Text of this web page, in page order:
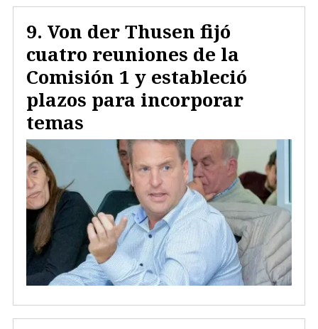
Von der Thusen fijó
cuatro reuniones de la
Comisión 1 y estableció
plazos para incorporar
temas